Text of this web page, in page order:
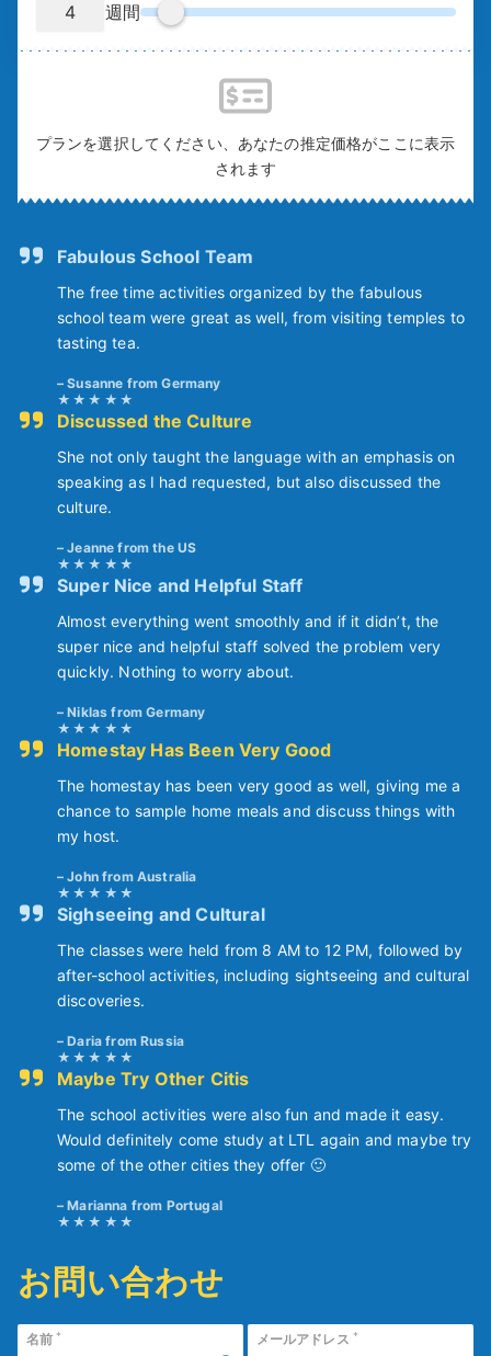
週間
プランを選択してください、あなたの推定価格がここに表示
されます
Fabulous School Team
The free time activities organized by the fabulous
school team were great as well, from visiting temples to
tasting tea.
Susanne from Germany
Discussed the Culture
She not only taught the language with an emphasis on
speaking as I had requested, but also discussed the
culture.
Jeanne from the US
Super Nice and Helpful Staff
Almost everything went smoothly and if it didn’t, the
super nice and helpful staff solved the problem very
quickly. Nothing to worry about.
Niklas from Germany
Homestay Has Been Very Good
The homestay has been very good as well, giving me a
chance to sample home meals and discuss things with
my host.
John from Australia
Sighseeing and Cultural
The classes were held from 8 AM to 12 PM, followed by
after-school activities, including sightseeing and cultural
discoveries.
Daria from Russia
Maybe Try Other Citis
The school activities were also fun and made it easy.
Would definitely come study at LTL again and maybe try
some of the other cities they offer 🙂
Marianna from Portugal
お問い合わせ
名前 * メールアドレス *